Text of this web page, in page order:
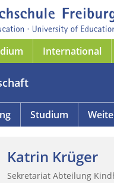
International
Studium
Katrin Krüger
Sekretariat Abteilung